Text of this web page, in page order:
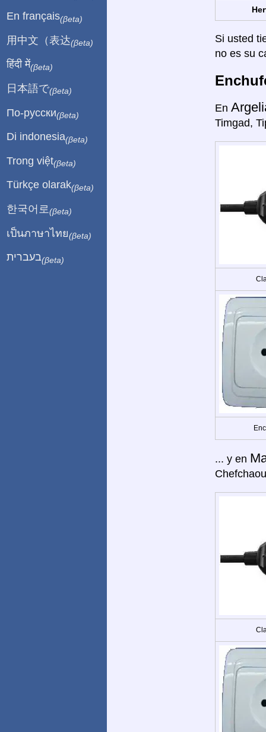
Si usted
no es su
En
Timgad,
... y en
En français(βeta)
用中文（表达(βeta)
हिंदी में(βeta)
日本語で(βeta)
По-русски(βeta)
Di indonesia(βeta)
Trong việt(βeta)
Türkçe olarak(βeta)
한국어로 (βeta)
เป็นภาษาไทย(βeta)
בעברית(βeta)